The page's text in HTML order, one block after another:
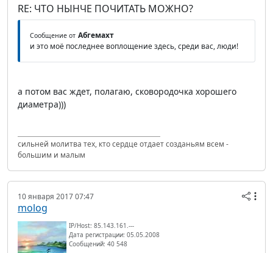
RE: ЧТО НЫНЧЕ ПОЧИТАТЬ МОЖНО?
Сообщение от Абгемахт
и это моё последнее воплощение здесь, среди вас, люди!
а потом вас ждет, полагаю, сковородочка хорошего
диаметра)))
сильней молитва тех, кто сердце отдает созданьям всем -
большим и малым
10 января 2017 07:47
molog
IP/Host: 85.143.161.---
Дата регистрации: 05.05.2008
Сообщений: 40 548